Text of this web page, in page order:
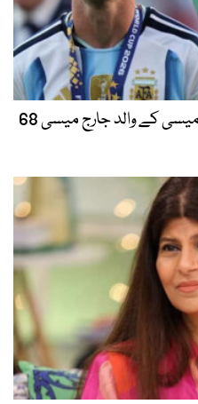
عالمی شہرت یافتہ فٹبالر لیونل میسی کے والد جارج میسی 68